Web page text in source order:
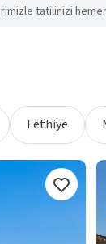
tatilinizi
Fethiye